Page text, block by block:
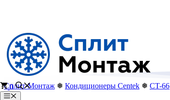
0
Меню
Сплит-Монтаж ❅ Кондиционеры Centek ❅ CT-66